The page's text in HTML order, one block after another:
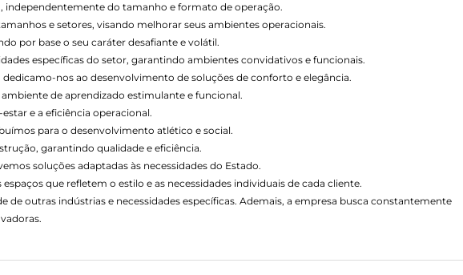
independentemente do tamanho e formato de operação.
e setores, visando melhorar seus ambientes operacionais.
por base o seu caráter desafiante e volátil.
específicas do setor, garantindo ambientes convidativos e funcionais.
nos ao desenvolvimento de soluções de conforto e elegância.
de aprendizado estimulante e funcional.
e a eficiência operacional.
para o desenvolvimento atlético e social.
garantindo qualidade e eficiência.
soluções adaptadas às necessidades do Estado.
que refletem o estilo e as necessidades individuais de cada cliente.
de outras indústrias e necessidades específicas. Ademais, a empresa busca constantemente